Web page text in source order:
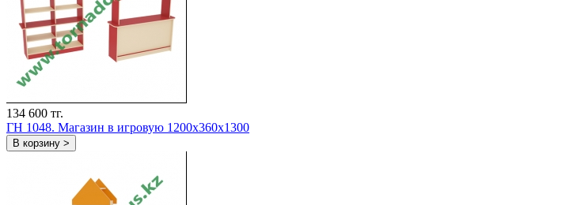
134 600 тг.
ГН 1048. Магазин в игровую 1200x360x1300
В корзину >